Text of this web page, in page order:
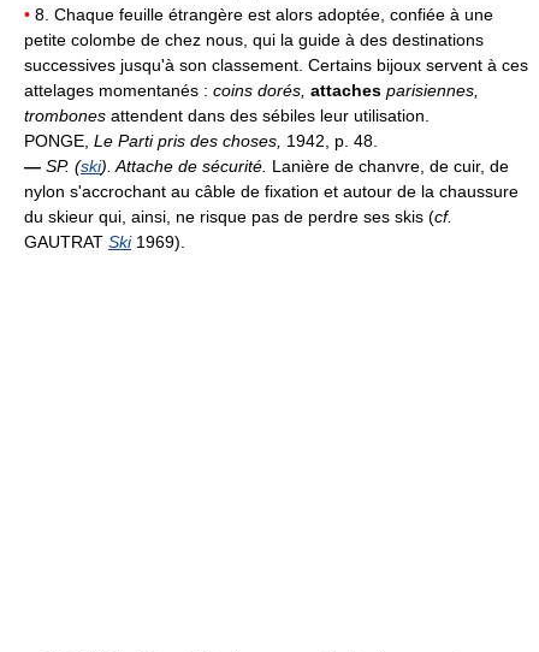
• 8. Chaque feuille étrangère est alors adoptée, confiée à une
petite colombe de chez nous, qui la guide à des destinations
successives jusqu'à son classement. Certains bijoux servent à ces
attelages momentanés : coins dorés, attaches parisiennes,
trombones attendent dans des sébiles leur utilisation.
PONGE, Le Parti pris des choses, 1942, p. 48.
— SP. (ski). Attache de sécurité. Lanière de chanvre, de cuir, de
nylon s'accrochant au câble de fixation et autour de la chaussure
du skieur qui, ainsi, ne risque pas de perdre ses skis (cf.
GAUTRAT Ski1969).